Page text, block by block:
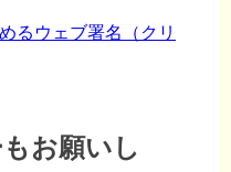
るウェブ署名（クリ
お願いし